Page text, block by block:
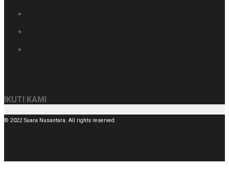
IKUTI KAMI
© 2022 Suara Nusantara. All rights reserved.